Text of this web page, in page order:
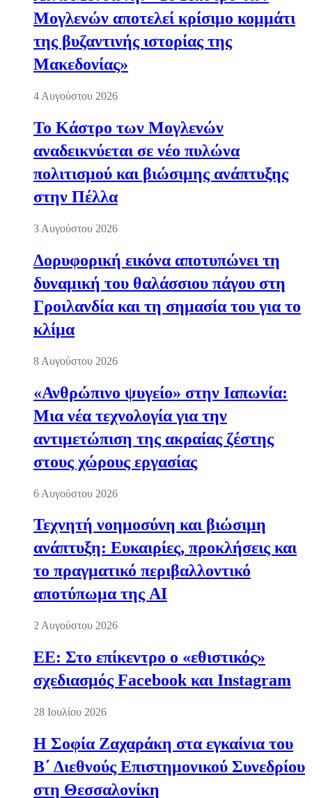
Μογλενών αποτελεί κρίσιμο κομμάτι
της βυζαντινής ιστορίας της
Μακεδονίας»
4 Αυγούστου 2026
Το Κάστρο των Μογλενών
αναδεικνύεται σε νέο πυλώνα
πολιτισμού και βιώσιμης ανάπτυξης
στην Πέλλα
3 Αυγούστου 2026
Δορυφορική εικόνα αποτυπώνει τη
δυναμική του θαλάσσιου πάγου στη
Γροιλανδία και τη σημασία του για το
κλίμα
8 Αυγούστου 2026
«Ανθρώπινο ψυγείο» στην Ιαπωνία:
Μια νέα τεχνολογία για την
αντιμετώπιση της ακραίας ζέστης
στους χώρους εργασίας
6 Αυγούστου 2026
Τεχνητή νοημοσύνη και βιώσιμη
ανάπτυξη: Ευκαιρίες, προκλήσεις και
το πραγματικό περιβαλλοντικό
αποτύπωμα της AI
2 Αυγούστου 2026
ΕΕ: Στο επίκεντρο ο «εθιστικός»
σχεδιασμός Facebook και Instagram
28 Ιουλίου 2026
Η Σοφία Ζαχαράκη στα εγκαίνια του
Β΄ Διεθνούς Επιστημονικού Συνεδρίου
στη Θεσσαλονίκη